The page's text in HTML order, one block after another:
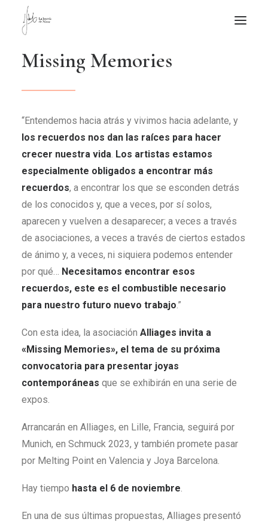
NOTICIAS DE JOYERÍA CONTEMPORÁNEA
APUNTES
QUIÉN SOY
Missing Memories
“Entendemos hacia atrás y vivimos hacia adelante, y
los recuerdos nos dan las raíces para hacer
crecer nuestra vida. Los artistas estamos
especialmente obligados a encontrar más
recuerdos, a encontrar los que se esconden detrás
de los conocidos y, que a veces, por sí solos,
aparecen y vuelven a desaparecer; a veces a través
de asociaciones, a veces a través de ciertos estados
de ánimo y, a veces, ni siquiera podemos entender
por qué… Necesitamos encontrar esos
recuerdos, este es el combustible necesario
para nuestro futuro nuevo trabajo.”
Con esta idea, la asociación Alliages invita a
«Missing Memories», el tema de su próxima
convocatoria para presentar joyas
contemporáneas que se exhibirán en una serie de
expos.
Arrancarán en Alliages, en Lille, Francia, seguirá por
Munich, en Schmuck 2023, y también promete pasar
por Melting Point en Valencia y Joya Barcelona.
Hay tiempo hasta el 6 de noviembre.
En una de sus últimas propuestas, Alliages presentó